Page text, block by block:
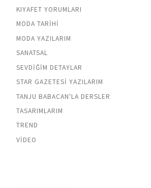
KIYAFET YORUMLARI
MODA TARIHI
MODA YAZILARIM
SANATSAL
SEVDIĞIM DETAYLAR
STAR GAZETESI YAZILARIM
TANJU BABACAN'LA DERSLER
TASARIMLARIM
TREND
VIDEO